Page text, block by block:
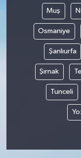
Muş
Osmaniye
Şanlıurfa
Şırnak
Tunceli